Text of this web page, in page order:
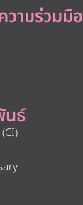
วามร่วมมือ
นธ์